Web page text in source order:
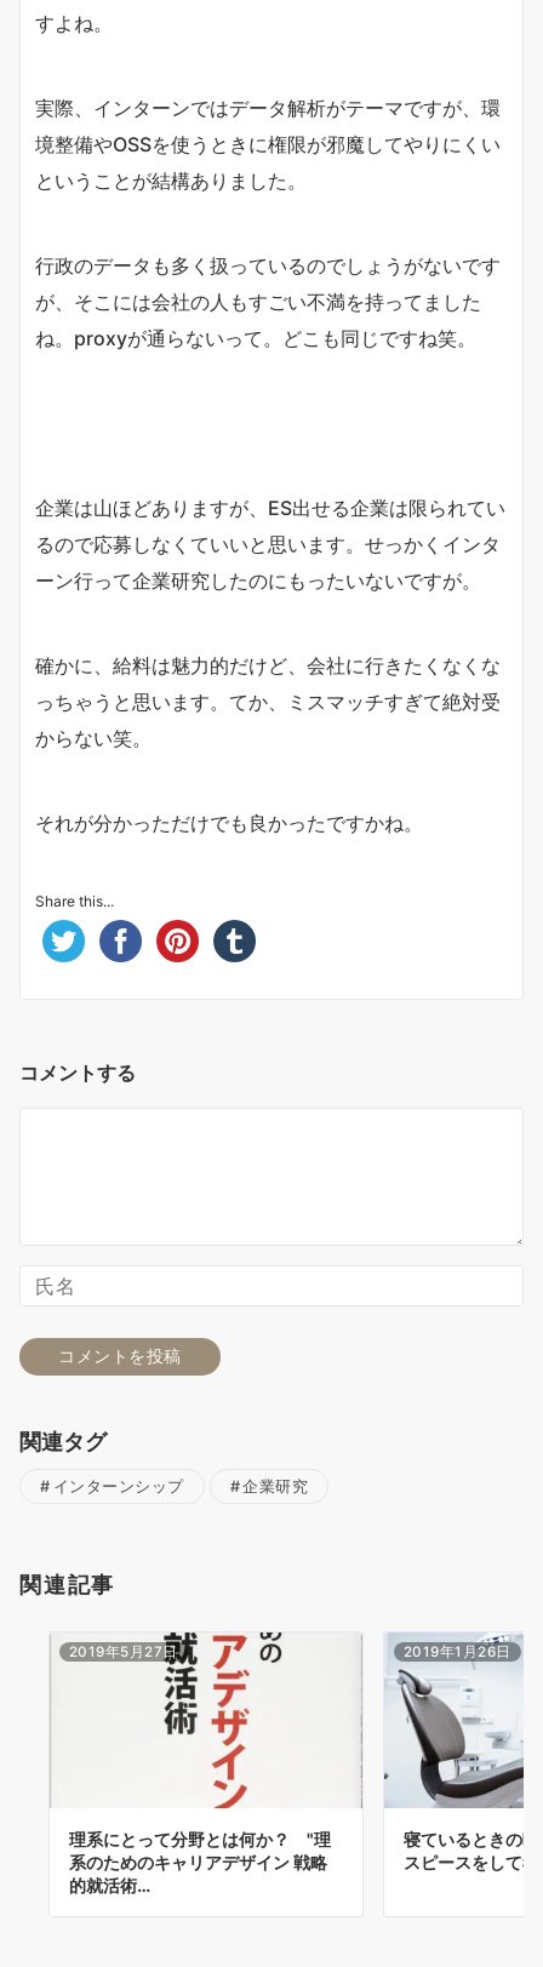
すよね。
実際、インターンではデータ解析がテーマですが、環
境整備やOSSを使うときに権限が邪魔してやりにくい
ということが結構ありました。
行政のデータも多く扱っているのでしょうがないです
が、そこには会社の人もすごい不満を持ってました
ね。proxyが通らないって。どこも同じですね笑。
企業は山ほどありますが、ES出せる企業は限られてい
るので応募しなくていいと思います。せっかくインタ
ーン行って企業研究したのにもったいないですが。
確かに、給料は魅力的だけど、会社に行きたくなくな
っちゃうと思います。てか、ミスマッチすぎて絶対受
からない笑。
それが分かっただけでも良かったですかね。
Share this...
コメントする
関連タグ
インターンシップ 企業研究
関連記事
2019年5月27日
理系にとって分野とは何か？ "理
系のためのキャリアデザイン 戦略
的就活術…
2019年1月26日
寝ているときの
スピースをして